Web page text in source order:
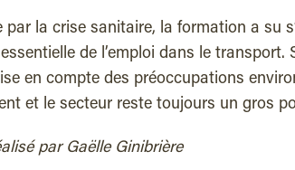
par la crise sanitaire, la formation a su
de l’emploi dans le transport.
en compte des préoccupations
et le secteur reste toujours un gros
par Gaëlle Ginibrière